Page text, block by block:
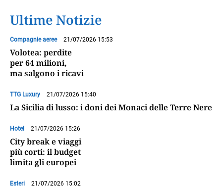
Ultime Notizie
Compagnie aeree 21/07/2026 15:53
Volotea: perdite
per 64 milioni,
ma salgono i ricavi
TTG Luxury 21/07/2026 15:40
La Sicilia di lusso: i doni dei Monaci delle Terre Nere
Hotel 21/07/2026 15:26
City break e viaggi
più corti: il budget
limita gli europei
Esteri 21/07/2026 15:02